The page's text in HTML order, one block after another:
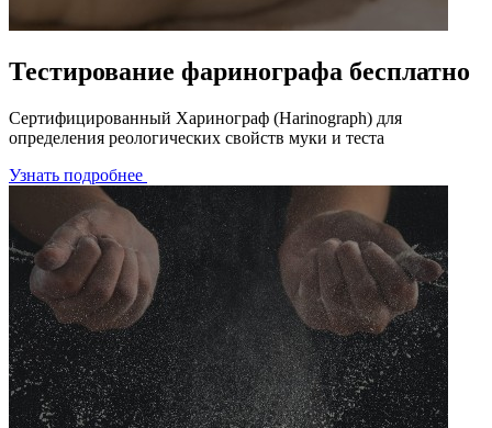
Тестирование фаринографа бесплатно
Сертифицированный Харинограф (Harinograph) для
определения реологических свойств муки и теста
Узнать подробнее